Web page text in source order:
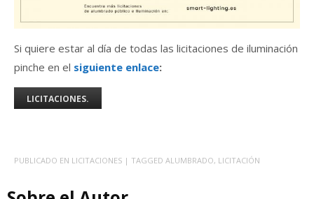
Si quiere estar al día de todas las licitaciones de iluminación
pinche en el siguiente enlace:
LICITACIONES.
PUBLICADO EN LICITACIONES | TAGGED ALUMBRADO, LICITACIÓN